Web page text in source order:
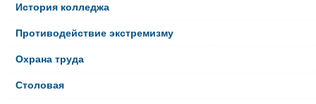
История колледжа
Противодействие экстремизму
Охрана труда
Столовая